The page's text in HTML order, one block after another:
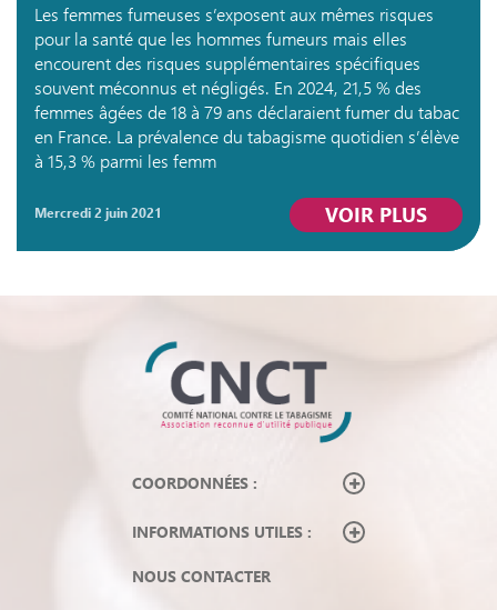
Les femmes fumeuses s’exposent aux mêmes risques
pour la santé que les hommes fumeurs mais elles
encourent des risques supplémentaires spécifiques
souvent méconnus et négligés. En 2024, 21,5 % des
femmes âgées de 18 à 79 ans déclaraient fumer du tabac
en France. La prévalence du tabagisme quotidien s’élève
à 15,3 % parmi les femm
mercredi 2 juin 2021 VOIR PLUS
COORDONNÉES :
INFORMATIONS UTILES :
NOUS CONTACTER